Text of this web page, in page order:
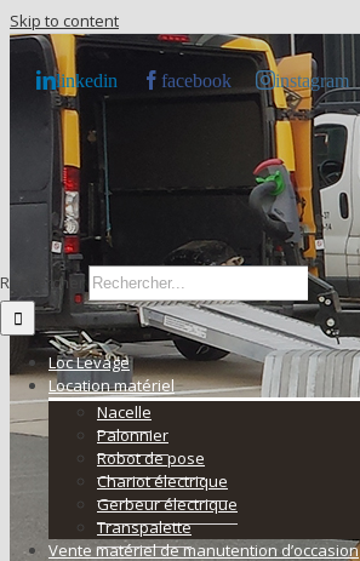
Skip to content
linkedin facebook instagram
Rechercher
Loc Levage
Location matériel
Nacelle
Palonnier
Robot de pose
Chariot électrique
Gerbeur électrique
Transpalette
Vente matériel de manutention d’occasion